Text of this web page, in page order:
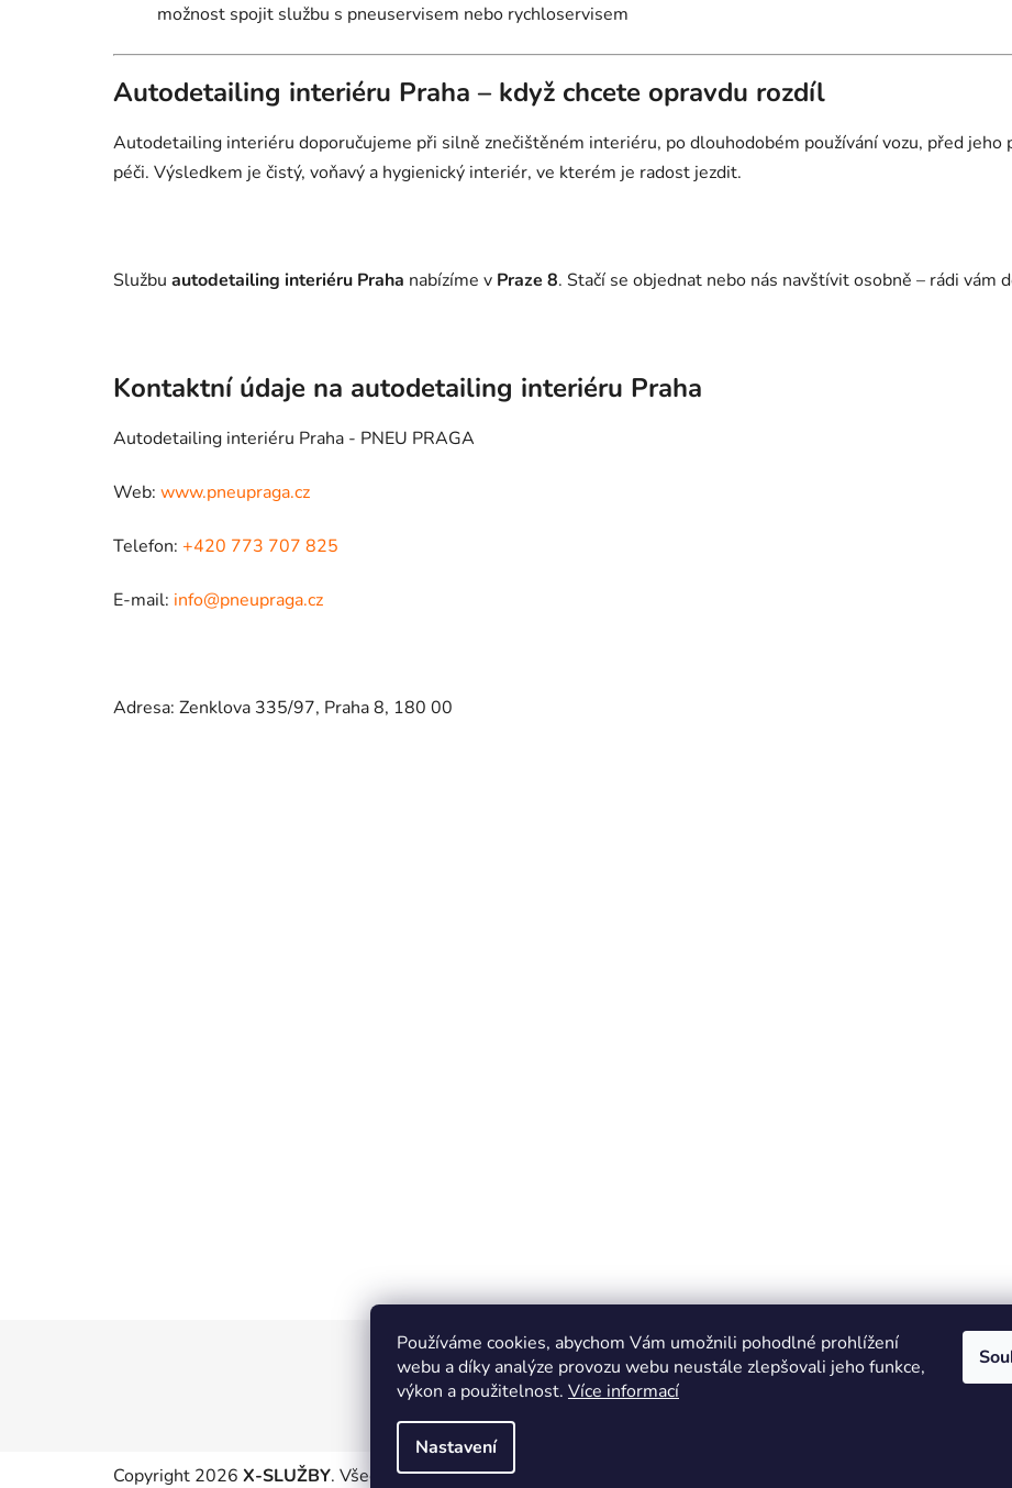
Používáme cookies, abychom Vám umožnili pohodlné prohlížení
webu a díky analýze provozu webu neustále zlepšovali jeho funkce,
výkon a použitelnost. Více informací
Nastavení
možnost spojit službu s pneuservisem nebo rychloservisem
Autodetailing interiéru Praha – když chcete opravdu rozdíl
Autodetailing interiéru doporučujeme při silně znečištěném interiéru, po dlouhodobém používání vozu, před jeho
péči. Výsledkem je čistý, voňavý a hygienický interiér, ve kterém je radost jezdit.
Službu autodetailing interiéru Praha nabízíme v Praze 8. Stačí se objednat nebo nás navštívit osobně – rádi vám
Kontaktní údaje na autodetailing interiéru Praha
Autodetailing interiéru Praha - PNEU PRAGA
Web: www.pneupraga.cz
Telefon: +420 773 707 825
E-mail: info@pneupraga.cz
Adresa: Zenklova 335/97, Praha 8, 180 00
Online marketing zajišťuje společnost X-VISION Sitemap
Copyright 2026 X-SLUŽBY. Všechna práva vyhrazena.